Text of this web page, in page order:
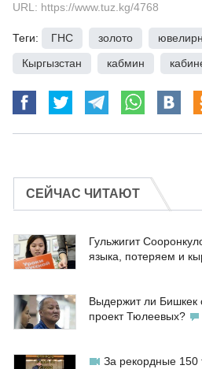
URL: https://www.tuz.kg/4768
Теги: ГНС золото
Кыргызстан
кабмин
СЕЙЧАС ЧИТАЮТ
Гульжигит
языка, потеряем и
Выдержит ли Бишкек
проект Тюлеевых?
За рекордные 150